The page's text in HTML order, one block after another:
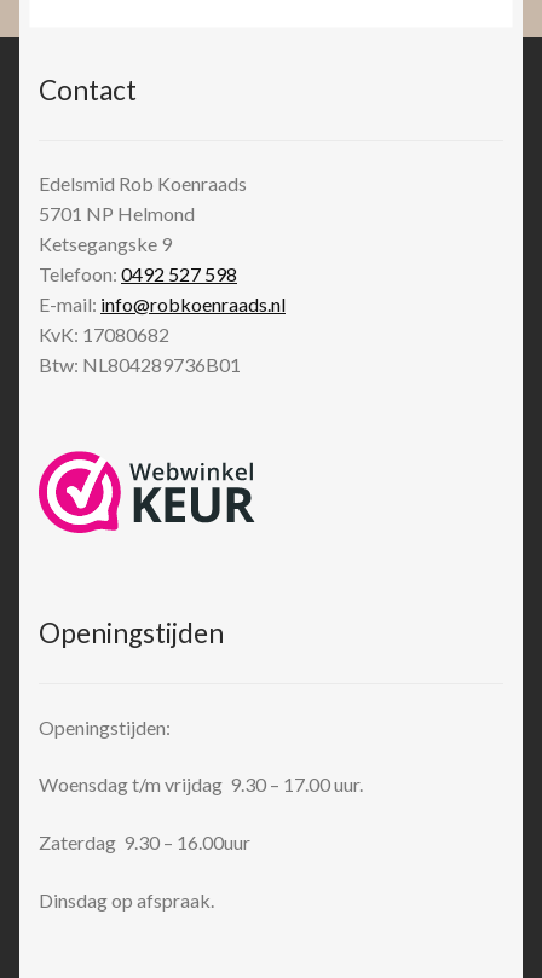
Contact
Edelsmid Rob Koenraads
5701 NP Helmond
Ketsegangske 9
Telefoon: 0492 527 598
E-mail: info@robkoenraads.nl
KvK: 17080682
Btw: NL804289736B01
Openingstijden
Openingstijden:
Woensdag t/m vrijdag 9.30 – 17.00 uur.
Zaterdag 9.30 – 16.00uur
Dinsdag op afspraak.